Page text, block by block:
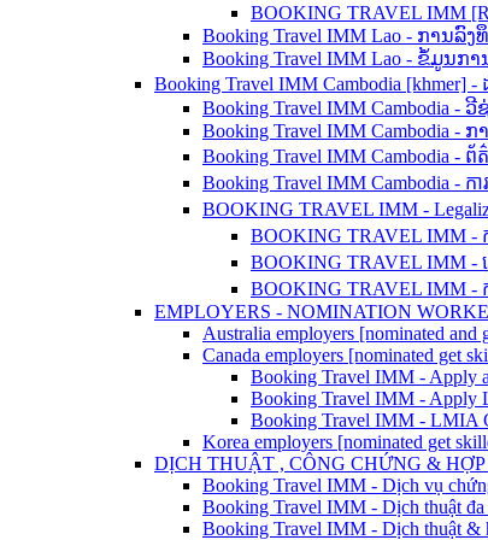
BOOKING TRAVEL
Booking Travel IMM Lao - ການລົ
Booking Travel IMM Lao - ຂໍ້ມູນ
Booking Travel IMM Cambodia [khmer] -
Booking Travel IMM Cambodia
Booking Travel IMM Cambodia -
Booking Travel IMM Cambodia -
Booking Travel IMM Cambodia - កា
BOOKING TRAVEL IMM -
BOOKING TRAVEL IMM - ក
BOOKING TRAVEL IMM
BOOKING TRAVEL IMM - ក
EMPLOYERS - NOMINATION
Australia employers [nominated and
Canada employers [nominated get
Booking Travel IMM - Apply
Booking Travel IMM - Apply
Booking Travel IMM - LMIA
Korea employers [nominated get
DỊCH THUẬT , CÔNG CHỨNG &
Booking Travel IMM - Dịch vụ
Booking Travel IMM - Dịch thuật đa
Booking Travel IMM - Dịch thuật &